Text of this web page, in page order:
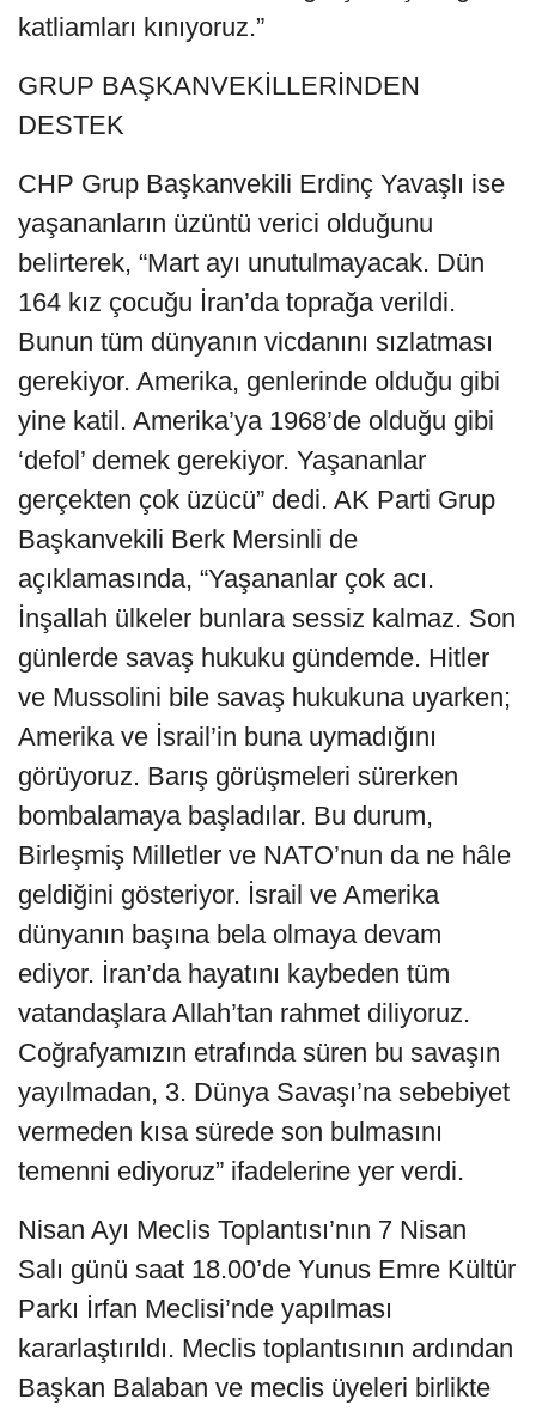
katliamları kınıyoruz.”
GRUP BAŞKANVEKİLLERİNDEN
DESTEK
CHP Grup Başkanvekili Erdinç Yavaşlı ise
yaşananların üzüntü verici olduğunu
belirterek, “Mart ayı unutulmayacak. Dün
164 kız çocuğu İran’da toprağa verildi.
Bunun tüm dünyanın vicdanını sızlatması
gerekiyor. Amerika, genlerinde olduğu gibi
yine katil. Amerika’ya 1968’de olduğu gibi
‘defol’ demek gerekiyor. Yaşananlar
gerçekten çok üzücü” dedi. AK Parti Grup
Başkanvekili Berk Mersinli de
açıklamasında, “Yaşananlar çok acı.
İnşallah ülkeler bunlara sessiz kalmaz. Son
günlerde savaş hukuku gündemde. Hitler
ve Mussolini bile savaş hukukuna uyarken;
Amerika ve İsrail’in buna uymadığını
görüyoruz. Barış görüşmeleri sürerken
bombalamaya başladılar. Bu durum,
Birleşmiş Milletler ve NATO’nun da ne hâle
geldiğini gösteriyor. İsrail ve Amerika
dünyanın başına bela olmaya devam
ediyor. İran’da hayatını kaybeden tüm
vatandaşlara Allah’tan rahmet diliyoruz.
Coğrafyamızın etrafında süren bu savaşın
yayılmadan, 3. Dünya Savaşı’na sebebiyet
vermeden kısa sürede son bulmasını
temenni ediyoruz” ifadelerine yer verdi.
Nisan Ayı Meclis Toplantısı’nın 7 Nisan
Salı günü saat 18.00’de Yunus Emre Kültür
Parkı İrfan Meclisi’nde yapılması
kararlaştırıldı. Meclis toplantısının ardından
Başkan Balaban ve meclis üyeleri birlikte